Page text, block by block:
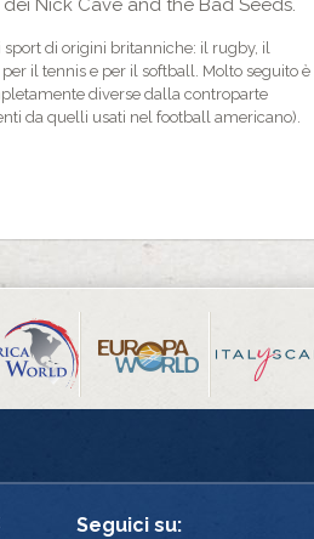
di origini britanniche: il rugby, il
il tennis e per il softball. Molto seguito è
diverse dalla controparte
da quelli usati nel football americano).
Seguici su: